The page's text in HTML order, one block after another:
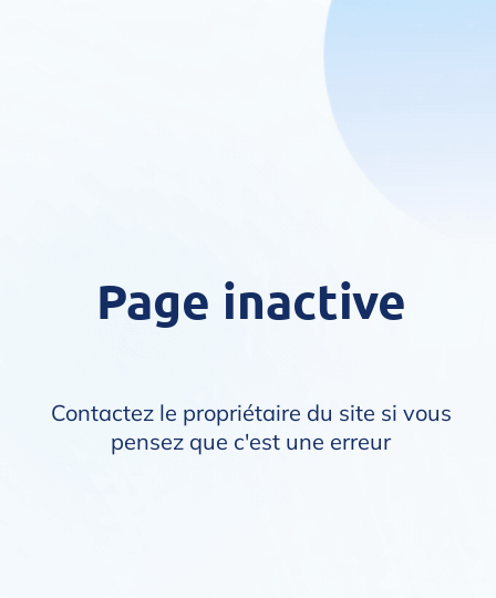
Page inactive
Contactez le propriétaire du site si vous
pensez que c'est une erreur